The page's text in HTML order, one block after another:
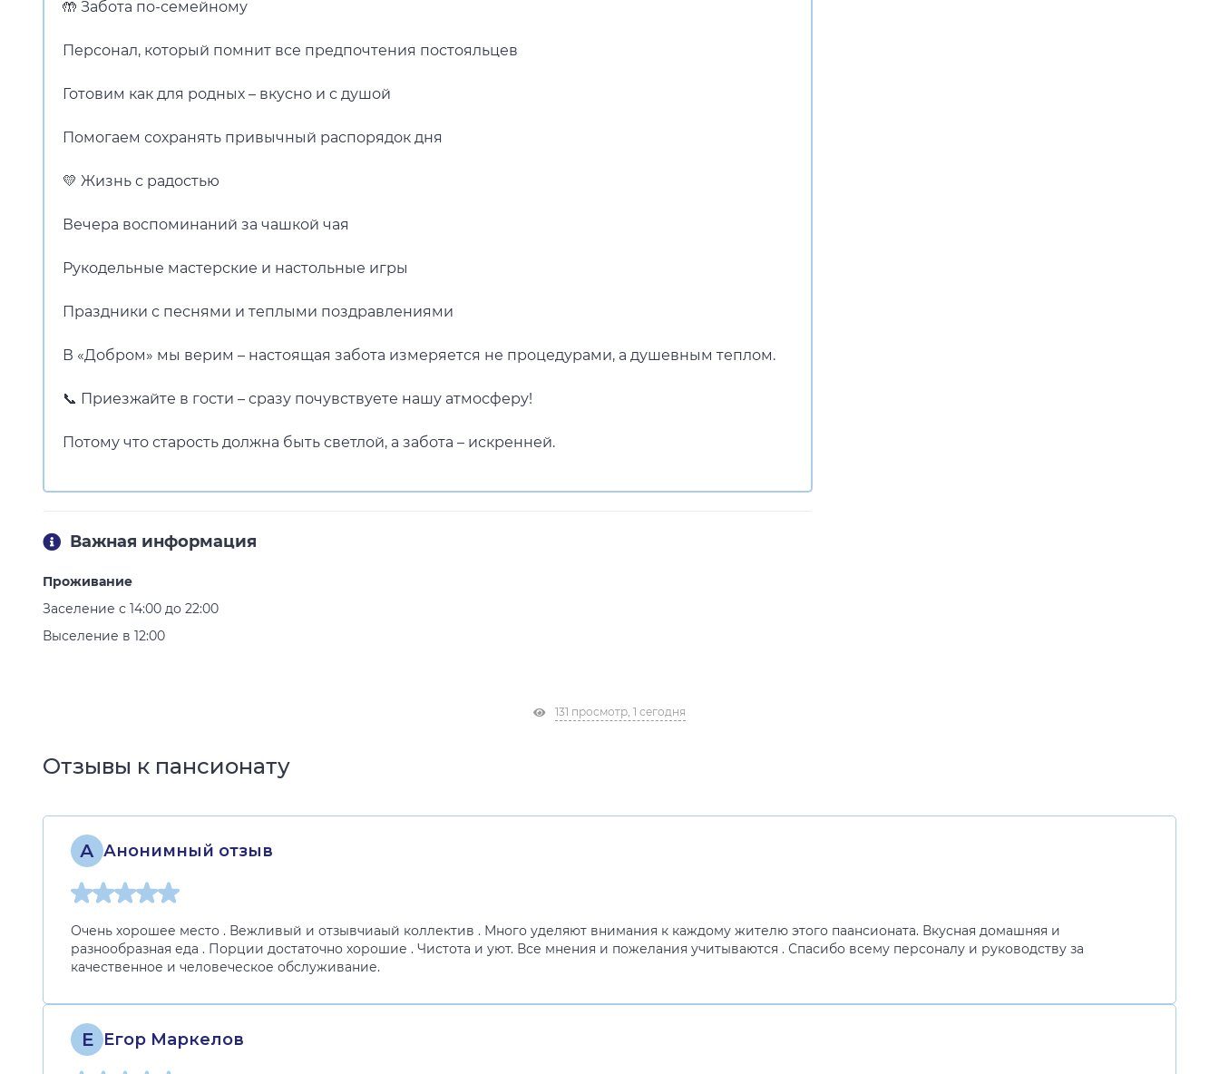
🤲 Забота по-семейному
Персонал, который помнит все предпочтения постояльцев
Готовим как для родных – вкусно и с душой
Помогаем сохранять привычный распорядок дня
💛 Жизнь с радостью
Вечера воспоминаний за чашкой чая
Рукодельные мастерские и настольные игры
Праздники с песнями и теплыми поздравлениями
В «Добром» мы верим – настоящая забота измеряется не процедурами, а душевным теплом.
📞 Приезжайте в гости – сразу почувствуете нашу атмосферу!
Потому что старость должна быть светлой, а забота – искренней.
Важная информация
Проживание
Заселение с 14:00 до 22:00
Выселение в 12:00
131 просмотр, 1 сегодня
Отзывы к пансионату
А Анонимный отзыв
Очень хорошее место . Вежливый и отзывчиаый коллектив . Много уделяют внимания к каждому жителю этого паансионата. Вкусная домашняя и
разнообразная еда . Порции достаточно хорошие . Чистота и уют. Все мнения и пожелания учитываются . Спасибо всему персоналу и руководству за
качественное и человеческое обслуживание.
Е Егор Маркелов